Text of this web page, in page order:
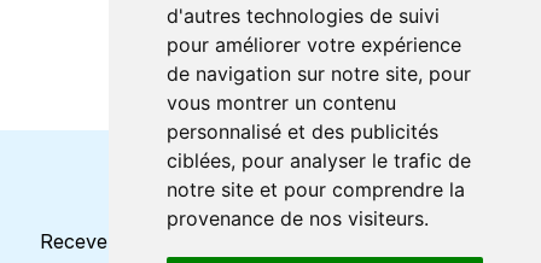
d'autres technologies de suivi
pour améliorer votre expérience
de navigation sur notre site, pour
vous montrer un contenu
personnalisé et des publicités
ciblées, pour analyser le trafic de
notre site et pour comprendre la
provenance de nos visiteurs.
Horaires et offres actuels
Recevez toutes les mises à jour dans votre e-mail